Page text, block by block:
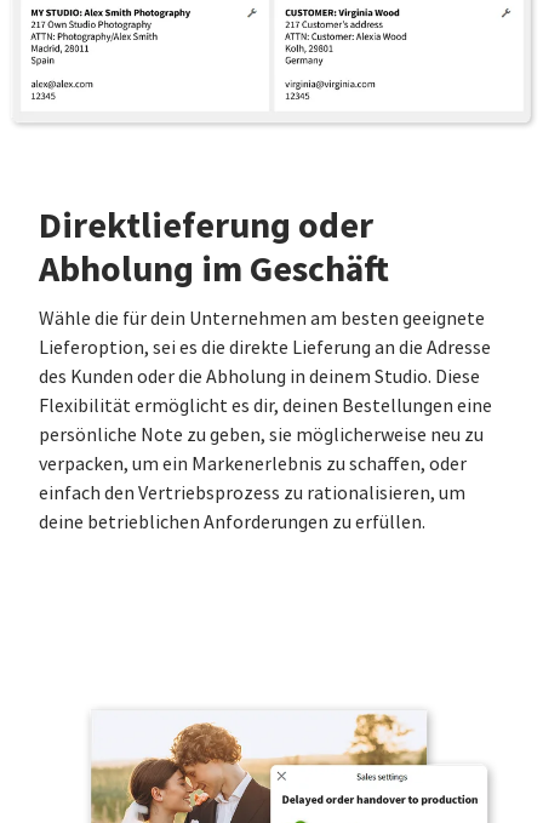
Direktlieferung oder
Abholung im Geschäft
Wähle die für dein Unternehmen am besten geeignete
Lieferoption, sei es die direkte Lieferung an die Adresse
des Kunden oder die Abholung in deinem Studio. Diese
Flexibilität ermöglicht es dir, deinen Bestellungen eine
persönliche Note zu geben, sie möglicherweise neu zu
verpacken, um ein Markenerlebnis zu schaffen, oder
einfach den Vertriebsprozess zu rationalisieren, um
deine betrieblichen Anforderungen zu erfüllen.